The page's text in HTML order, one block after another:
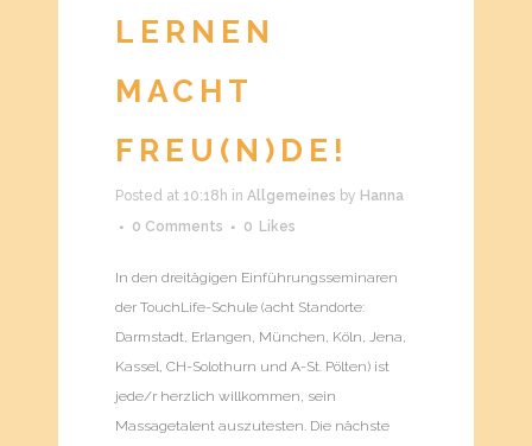
LERNEN
MACHT
FREU(N)DE!
Posted at 10:18h in Allgemeines by Hanna
0 Comments
0 Likes
In den dreitägigen Einführungsseminaren
der TouchLife-Schule (acht Standorte:
Darmstadt, Erlangen, München, Köln, Jena,
Kassel, CH-Solothurn und A-St. Pölten) ist
jede/r herzlich willkommen, sein
Massagetalent auszutesten. Die nächste